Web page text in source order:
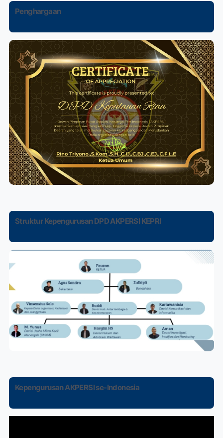
Penghargaan
Struktur Kepengurusan DPD AKPERSI KEPRI
Kepengurusan AKPERSI se-Indonesia